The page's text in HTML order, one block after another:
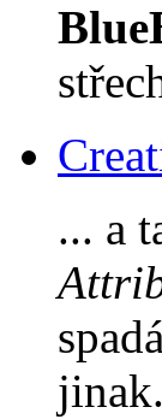
... a
jinak.